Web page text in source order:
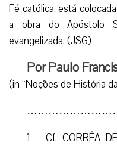
Fé católica, está
a obra do Apóstolo
evangelizada. (JSG)
Por Paulo
(in “Noções de História
1 – Cf. CORRÊA